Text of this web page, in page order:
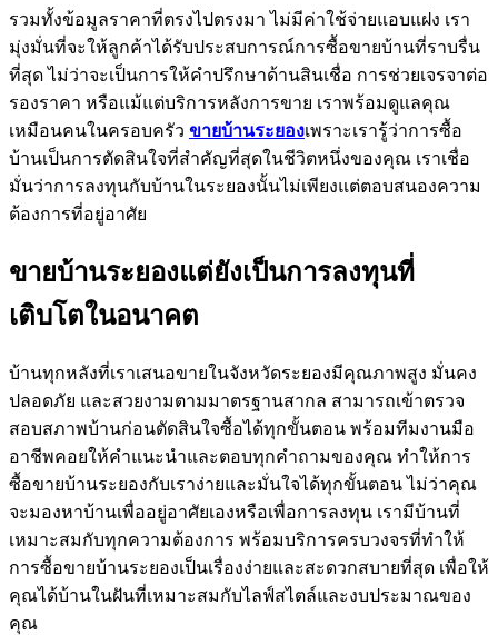
รวมทั้งข้อมูลราคาที่ตรงไปตรงมา ไม่มีค่าใช้จ่ายแอบแฝง เรา
มุ่งมั่นที่จะให้ลูกค้าได้รับประสบการณ์การซื้อขายบ้านที่ราบรื่น
ที่สุด ไม่ว่าจะเป็นการให้คำปรึกษาด้านสินเชื่อ การช่วยเจรจาต่อ
รองราคา หรือแม้แต่บริการหลังการขาย เราพร้อมดูแลคุณ
เหมือนคนในครอบครัว ขายบ้านระยองเพราะเรารู้ว่าการซื้อ
บ้านเป็นการตัดสินใจที่สำคัญที่สุดในชีวิตหนึ่งของคุณ เราเชื่อ
มั่นว่าการลงทุนกับบ้านในระยองนั้นไม่เพียงแต่ตอบสนองความ
ต้องการที่อยู่อาศัย
ขายบ้านระยองแต่ยังเป็นการลงทุนที่
เติบโตในอนาคต
บ้านทุกหลังที่เราเสนอขายในจังหวัดระยองมีคุณภาพสูง มั่นคง
ปลอดภัย และสวยงามตามมาตรฐานสากล สามารถเข้าตรวจ
สอบสภาพบ้านก่อนตัดสินใจซื้อได้ทุกขั้นตอน พร้อมทีมงานมือ
อาชีพคอยให้คำแนะนำและตอบทุกคำถามของคุณ ทำให้การ
ซื้อขายบ้านระยองกับเราง่ายและมั่นใจได้ทุกขั้นตอน ไม่ว่าคุณ
จะมองหาบ้านเพื่ออยู่อาศัยเองหรือเพื่อการลงทุน เรามีบ้านที่
เหมาะสมกับทุกความต้องการ พร้อมบริการครบวงจรที่ทำให้
การซื้อขายบ้านระยองเป็นเรื่องง่ายและสะดวกสบายที่สุด เพื่อให้
คุณได้บ้านในฝันที่เหมาะสมกับไลฟ์สไตล์และงบประมาณของ
คุณ